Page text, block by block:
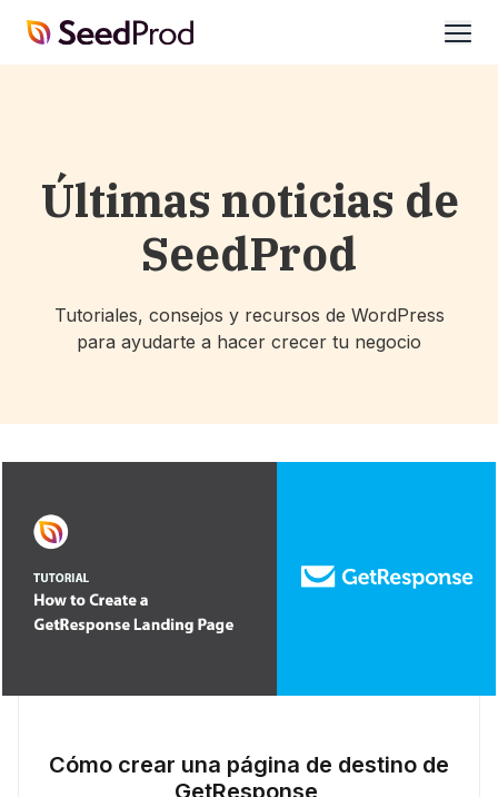
SeedProd
Últimas noticias de
SeedProd
Tutoriales, consejos y recursos de WordPress
para ayudarte a hacer crecer tu negocio
Cómo crear una página de destino de